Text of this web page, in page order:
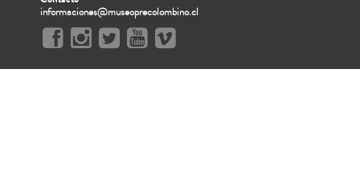
informaciones@museoprecolombino.cl